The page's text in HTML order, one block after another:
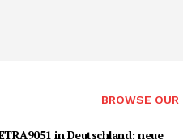
BROWSE
in Deutschland: neue